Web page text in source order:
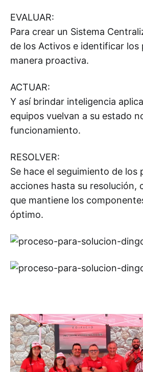
EVALUAR:
Para crear un Sistema
de los Activos e identificar los
manera proactiva.
ACTUAR:
Y así brindar inteligencia
equipos vuelvan a su estado
funcionamiento.
RESOLVER:
Se hace el seguimiento de los
acciones hasta su resolución,
que mantiene los
óptimo.